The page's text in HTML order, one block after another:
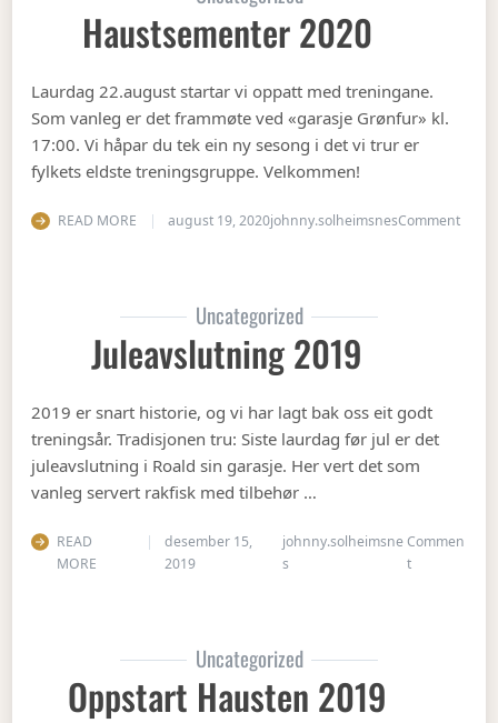
Haustsementer 2020
Laurdag 22.august startar vi oppatt med treningane.
Som vanleg er det frammøte ved «garasje Grønfur» kl.
17:00. Vi håpar du tek ein ny sesong i det vi trur er
fylkets eldste treningsgruppe. Velkommen!
READ MORE august 19, 2020johnny.solheimsnesCommenton
Uncategorized
Juleavslutning 2019
2019 er snart historie, og vi har lagt bak oss eit godt
treningsår. Tradisjonen tru: Siste laurdag før jul er det
juleavslutning i Roald sin garasje. Her vert det som
vanleg servert rakfisk med tilbehør …
READ
MORE
desember 15,
2019
johnny.solheimsne
s
Commen
ton
Uncategorized
Oppstart Hausten 2019